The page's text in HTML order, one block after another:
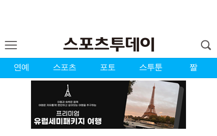
연예 스포츠 포토 스투툰 짤